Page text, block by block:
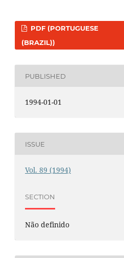
PDF (PORTUGUESE
(BRAZIL))
PUBLISHED
1994-01-01
ISSUE
Vol. 89 (1994)
SECTION
Não definido